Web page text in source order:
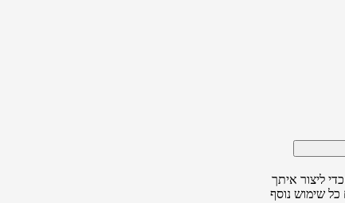
ליצור איתך
שימוש נוסף